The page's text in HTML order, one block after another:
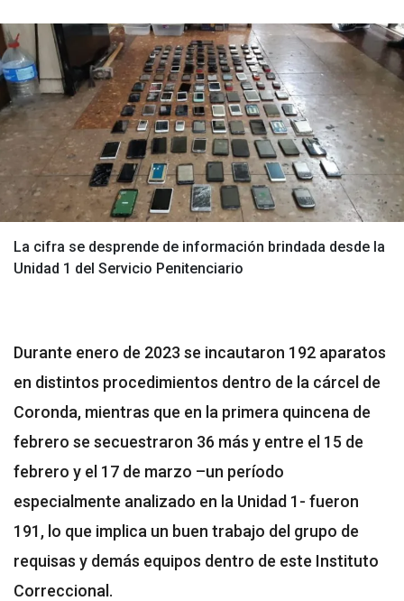
La cifra se desprende de información brindada desde la
Unidad 1 del Servicio Penitenciario
Durante enero de 2023 se incautaron 192 aparatos
en distintos procedimientos dentro de la cárcel de
Coronda, mientras que en la primera quincena de
febrero se secuestraron 36 más y entre el 15 de
febrero y el 17 de marzo –un período
especialmente analizado en la Unidad 1- fueron
191, lo que implica un buen trabajo del grupo de
requisas y demás equipos dentro de este Instituto
Correccional.